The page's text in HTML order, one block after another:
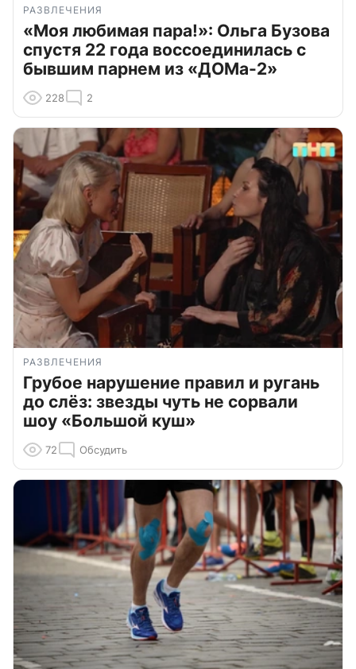
РАЗВЛЕЧЕНИЯ
«Моя любимая пара!»: Ольга Бузова
спустя 22 года воссоединилась с
бывшим парнем из «ДОМа-2»
228 2
РАЗВЛЕЧЕНИЯ
Грубое нарушение правил и ругань
до слёз: звезды чуть не сорвали
шоу «Большой куш»
72 Обсудить